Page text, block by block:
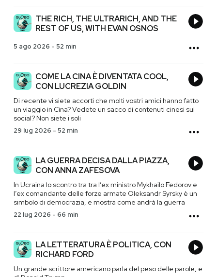
THE RICH, THE ULTRARICH, AND THE
REST OF US, WITH EVAN OSNOS
5 ago 2026 - 52 min
COME LA CINA È DIVENTATA COOL,
CON LUCREZIA GOLDIN
Di recente vi siete accorti che molti vostri amici hanno fatto
un viaggio in Cina? Vedete un sacco di contenuti cinesi sui
social? Non siete i soli
29 lug 2026 - 52 min
LA GUERRA DECISA DALLA PIAZZA,
CON ANNA ZAFESOVA
In Ucraina lo scontro tra tra l’ex ministro Mykhailo Fedorov e
l’ex comandante delle forze armate Oleksandr Syrsky è un
simbolo di democrazia, e mostra come andrà la guerra
22 lug 2026 - 66 min
LA LETTERATURA È POLITICA, CON
RICHARD FORD
Un grande scrittore americano parla del peso delle parole, e